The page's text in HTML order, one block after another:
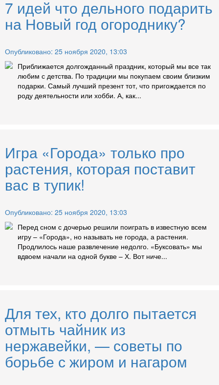
7 идей что дельного подарить
на Новый год огороднику?
Опубликовано: 25 ноября 2020, 13:03
Приближается долгожданный праздник, который мы все так
любим с детства. По традиции мы покупаем своим близким
подарки. Самый лучший презент тот, что пригождается по
роду деятельности или хобби. А, как...
Игра «Города» только про
растения, которая поставит
вас в тупик!
Опубликовано: 25 ноября 2020, 13:03
Перед сном с дочерью решили поиграть в известную всем
игру – «Города», но называть не города, а растения.
Продлилось наше развлечение недолго. «Буксовать» мы
вдвоем начали на одной букве – Х. Вот ниче...
Для тех, кто долго пытается
отмыть чайник из
нержавейки, — советы по
борьбе с жиром и нагаром